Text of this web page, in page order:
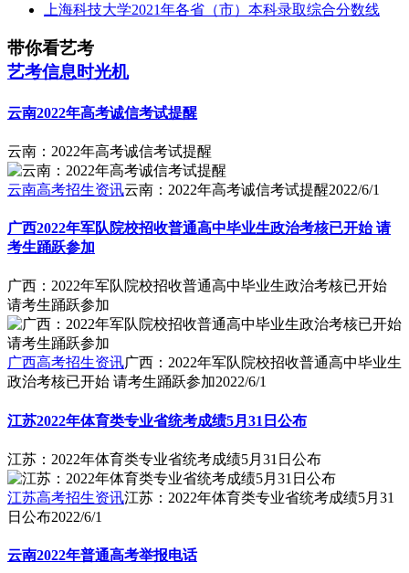
上海科技大学2021年各省（市）本科录取综合分数线
带你看艺考
艺考信息时光机
云南2022年高考诚信考试提醒
云南：2022年高考诚信考试提醒
云南高考招生资讯云南：2022年高考诚信考试提醒2022/6/1
广西2022年军队院校招收普通高中毕业生政治考核已开始 请
考生踊跃参加
广西：2022年军队院校招收普通高中毕业生政治考核已开始
请考生踊跃参加
广西高考招生资讯广西：2022年军队院校招收普通高中毕业生
政治考核已开始 请考生踊跃参加2022/6/1
江苏2022年体育类专业省统考成绩5月31日公布
江苏：2022年体育类专业省统考成绩5月31日公布
江苏高考招生资讯江苏：2022年体育类专业省统考成绩5月31
日公布2022/6/1
云南2022年普通高考举报电话